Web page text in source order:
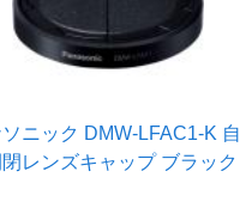
ニック DMW-LFAC1-K 自
レンズキャップ ブラック